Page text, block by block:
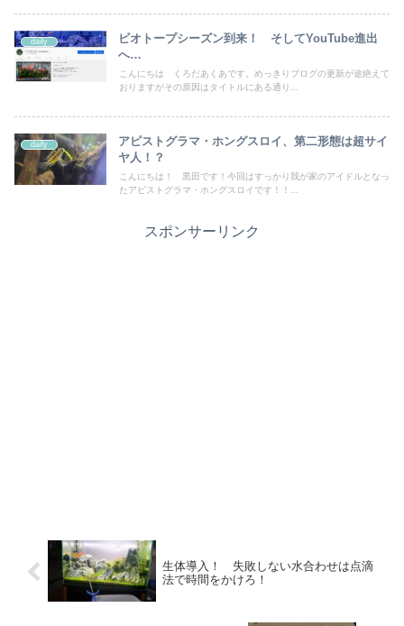
daily
ビオトープシーズン到来！ そしてYouTube進出
へ…
こんにちは くろだあくあです。めっきりブログの更新が途絶えて
おりますがその原因はタイトルにある通り...
daily
アピストグラマ・ホングスロイ、第二形態は超サイ
ヤ人！？
こんにちは！ 黒田です！今回はすっかり我が家のアイドルとなっ
たアピストグラマ・ホングスロイです！！...
スポンサーリンク
生体導入！ 失敗しない水合わせは点滴
法で時間をかけろ！